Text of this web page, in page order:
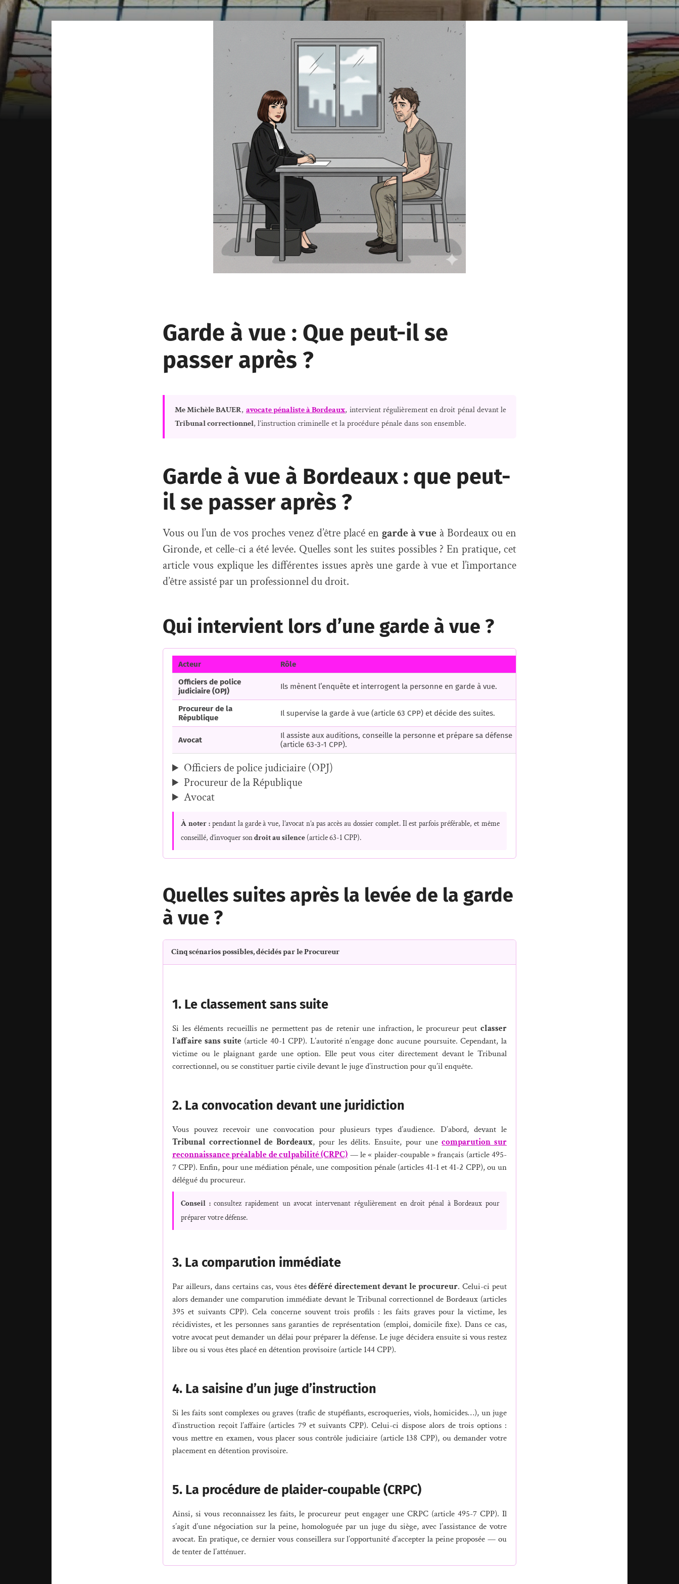
Garde à vue : Que peut-il se
passer après ?
Me Michèle BAUER, avocate pénaliste à Bordeaux, intervient régulièrement en droit pénal devant le
Tribunal correctionnel, l’instruction criminelle et la procédure pénale dans son ensemble.
Garde à vue à Bordeaux : que peut-
il se passer après ?
Vous ou l’un de vos proches venez d’être placé en garde à vue à Bordeaux ou en
Gironde, et celle-ci a été levée. Quelles sont les suites possibles ? En pratique, cet
article vous explique les différentes issues après une garde à vue et l’importance
d’être assisté par un professionnel du droit.
Qui intervient lors d’une garde à vue ?
Acteur
Rôle
Officiers de police
judiciaire (OPJ)
Ils mènent l’enquête et interrogent la personne en garde à vue.
Procureur de la
République
Il supervise la garde à vue (article 63 CPP) et décide des suites.
Avocat
Il assiste aux auditions, conseille la personne et prépare sa défense
(article 63-3-1 CPP).
Officiers de police judiciaire (OPJ)
Procureur de la République
Avocat
À noter :pendant la garde à vue, l’avocat n’a pas accès au dossier complet. Il est parfois préférable, et même
conseillé, d’invoquer sondroit au silence (article 63-1 CPP).
Quelles suites après la levée de la garde
à vue ?
Cinq scénarios possibles, décidés par le Procureur
1. Le classement sans suite
Si les éléments recueillis ne permettent pas de retenir une infraction, le procureur peut classer
l’affaire sans suite (article 40-1 CPP). L’autorité n’engage donc aucune poursuite. Cependant, la
victime ou le plaignant garde une option. Elle peut vous citer directement devant le Tribunal
correctionnel, ou se constituer partie civile devant le juge d’instruction pour qu’il enquête.
2. La convocation devant une juridiction
Vous pouvez recevoir une convocation pour plusieurs types d’audience. D’abord, devant le
Tribunal correctionnel de Bordeaux, pour les délits. Ensuite, pour unecomparution sur
reconnaissance préalable de culpabilité (CRPC) — le « plaider-coupable » français (article 495-
7 CPP). Enfin, pour une médiation pénale, une composition pénale (articles 41-1 et 41-2 CPP), ou un
délégué du procureur.
Conseil :consultez rapidement un avocat intervenant régulièrement en droit pénal à Bordeaux pour
préparer votre défense.
3. La comparution immédiate
Par ailleurs, dans certains cas, vous êtesdéféré directement devant le procureur. Celui-ci peut
alors demander une comparution immédiate devant le Tribunal correctionnel de Bordeaux (articles
395 et suivants CPP). Cela concerne souvent trois profils : les faits graves pour la victime, les
récidivistes, et les personnes sans garanties de représentation (emploi, domicile fixe). Dans ce cas,
votre avocat peut demander un délai pour préparer la défense. Le juge décidera ensuite si vous restez
libre ou si vous êtes placé en détention provisoire (article 144 CPP).
4. La saisine d’un juge d’instruction
Si les faits sont complexes ou graves (trafic de stupéfiants, escroqueries, viols, homicides…), un juge
d’instruction reçoit l’affaire (articles 79 et suivants CPP). Celui-ci dispose alors de trois options :
vous mettre en examen, vous placer sous contrôle judiciaire (article 138 CPP), ou demander votre
placement en détention provisoire.
5. La procédure de plaider-coupable (CRPC)
Ainsi, si vous reconnaissez les faits, le procureur peut engager une CRPC (article 495-7 CPP). Il
s’agit d’une négociation sur la peine, homologuée par un juge du siège, avec l’assistance de votre
avocat. En pratique, ce dernier vous conseillera sur l’opportunité d’accepter la peine proposée — ou
de tenter de l’atténuer.